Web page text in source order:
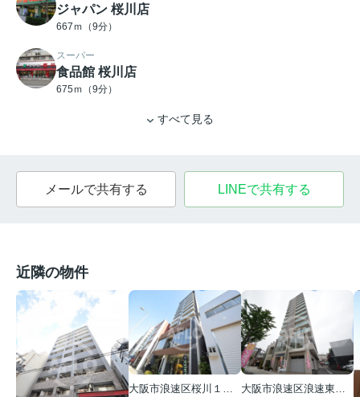
ジャパン 桜川店
667ｍ（9分）
スーパー
食品館 桜川店
675ｍ（9分）
すべて見る
メールで共有する LINEで共有する
近隣の物件
大阪市浪速区桜川１丁目
大阪市浪速区浪速東１丁目